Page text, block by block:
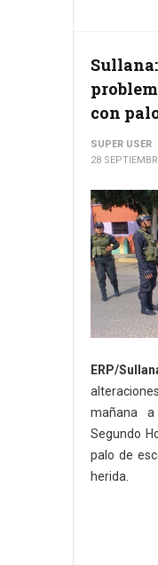
con
SUPER USER
28
ERP/
mañana
Segundo
palo de
herida.